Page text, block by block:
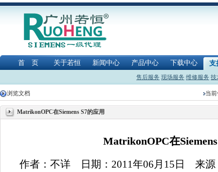
首 页 关于若恒 新闻中心 产品中心 下载中心 支
售后服务 现场服务 维修服务 技
浏览文档 当
MatrikonOPC在Siemens S7的应用
MatrikonOPC在
作者：不详 日期：2011年06月15日 来